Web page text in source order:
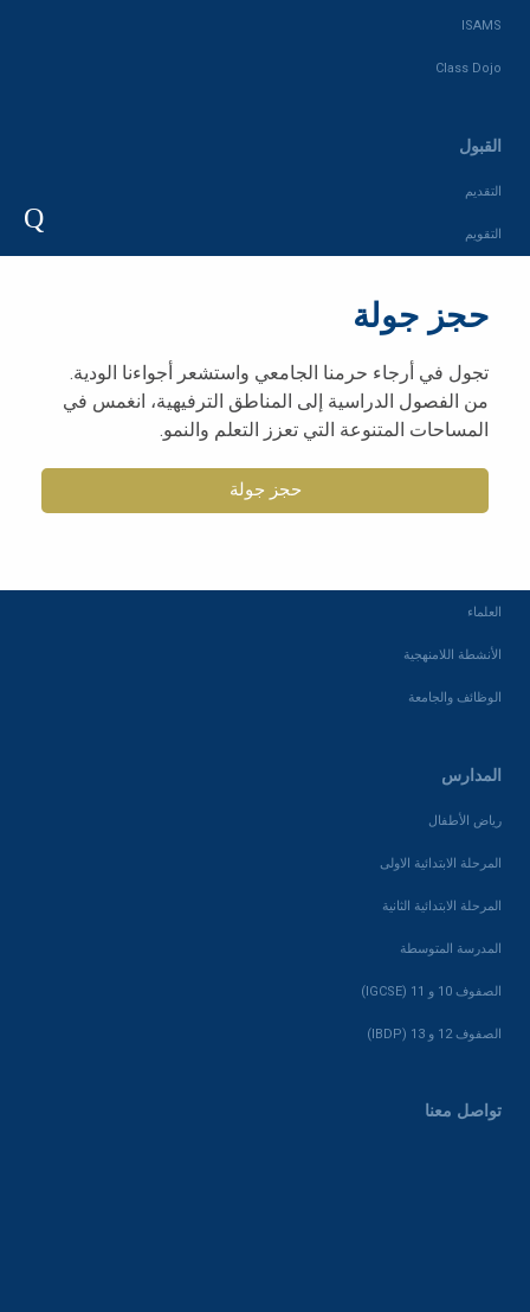
تواصل معنا
المدارس
رياض الأطفال
المرحلة الابتدائية الاولى
المرحلة الابتدائية الثانية
المدرسة المتوسطة
الصفوف 10 و 11 (IGCSE)
الصفوف 12 و 13 (IBDP)
المجتمع
الأخبار والصحافة
العلماء
الأنشطة اللامنهجية
الوظائف والجامعة
القبول
التقديم
التقويم
متجر المدرسة
ISAMS
Class Dojo
Q
حجز جولة
تجول في أرجاء حرمنا الجامعي واستشعر أجواءنا الودية.
من الفصول الدراسية إلى المناطق الترفيهية، انغمس في
المساحات المتنوعة التي تعزز التعلم والنمو.
حجز جولة